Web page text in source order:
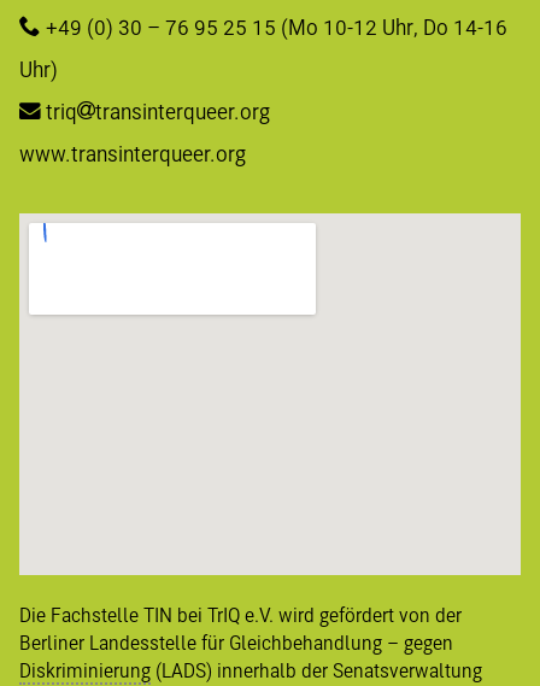
+49 (0) 30 – 76 95 25 15 (Mo 10-12 Uhr, Do 14-16
Uhr)
triq
transinterqueer.org
www.transinterqueer.org
Die Fachstelle TIN bei TrIQ e.V. wird gefördert von der
Berliner Landesstelle für Gleichbehandlung – gegen
Diskriminierung (LADS) innerhalb der Senatsverwaltung